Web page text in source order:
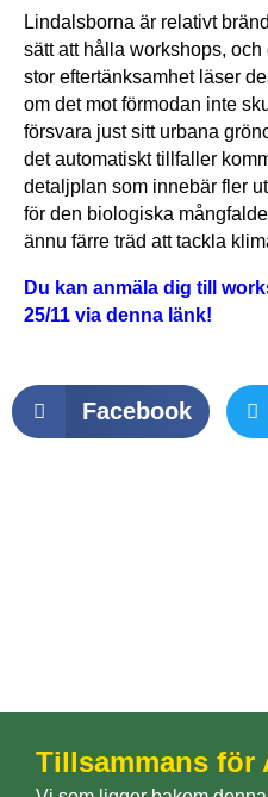
Lindalsborna är relativt
sätt att hålla workshops,
stor eftertänksamhet läser
om det mot förmodan inte
försvara just sitt urbana
det automatiskt tillfaller
detaljplan som innebär fler
för den biologiska
ännu färre träd att tackla
Du kan anmäla dig till
25/11 via denna länk!
Facebook
Tillsammans för